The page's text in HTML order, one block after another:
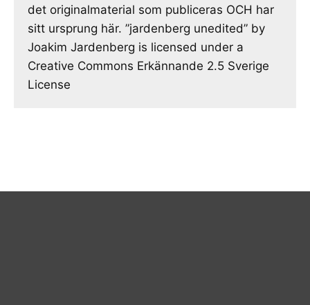
det originalmaterial som publiceras OCH har
sitt ursprung här. ”jardenberg unedited” by
Joakim Jardenberg is licensed under a
Creative Commons Erkännande 2.5 Sverige
License